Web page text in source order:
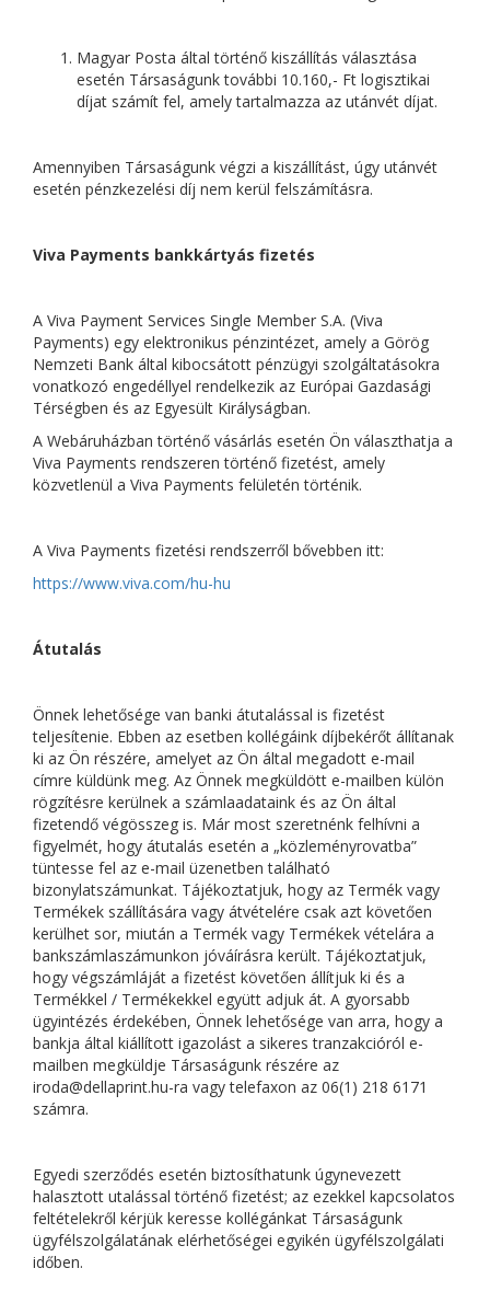
Magyar Posta által történő kiszállítás választása
esetén Társaságunk további 10.160,- Ft logisztikai
díjat számít fel, amely tartalmazza az utánvét díjat.
Amennyiben Társaságunk végzi a kiszállítást, úgy utánvét
esetén pénzkezelési díj nem kerül felszámításra.
Viva Payments bankkártyás fizetés
A Viva Payment Services Single Member S.A. (Viva
Payments) egy elektronikus pénzintézet, amely a Görög
Nemzeti Bank által kibocsátott pénzügyi szolgáltatásokra
vonatkozó engedéllyel rendelkezik az Európai Gazdasági
Térségben és az Egyesült Királyságban.
A Webáruházban történő vásárlás esetén Ön választhatja a
Viva Payments rendszeren történő fizetést, amely
közvetlenül a Viva Payments felületén történik.
A Viva Payments fizetési rendszerről bővebben itt:
https://www.viva.com/hu-hu
Átutalás
Önnek lehetősége van banki átutalással is fizetést
teljesítenie. Ebben az esetben kollégáink díjbekérőt állítanak
ki az Ön részére, amelyet az Ön által megadott e-mail
címre küldünk meg. Az Önnek megküldött e-mailben külön
rögzítésre kerülnek a számlaadataink és az Ön által
fizetendő végösszeg is. Már most szeretnénk felhívni a
figyelmét, hogy átutalás esetén a „közleményrovatba”
tüntesse fel az e-mail üzenetben található
bizonylatszámunkat. Tájékoztatjuk, hogy az Termék vagy
Termékek szállítására vagy átvételére csak azt követően
kerülhet sor, miután a Termék vagy Termékek vételára a
bankszámlaszámunkon jóváírásra került. Tájékoztatjuk,
hogy végszámláját a fizetést követően állítjuk ki és a
Termékkel / Termékekkel együtt adjuk át. A gyorsabb
ügyintézés érdekében, Önnek lehetősége van arra, hogy a
bankja által kiállított igazolást a sikeres tranzakcióról e-
mailben megküldje Társaságunk részére az
iroda@dellaprint.hu-ra vagy telefaxon az 06(1) 218 6171
számra.
Egyedi szerződés esetén biztosíthatunk úgynevezett
halasztott utalással történő fizetést; az ezekkel kapcsolatos
feltételekről kérjük keresse kollégánkat Társaságunk
ügyfélszolgálatának elérhetőségei egyikén ügyfélszolgálati
időben.